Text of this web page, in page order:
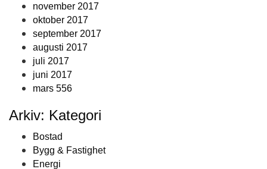
november 2017
oktober 2017
september 2017
augusti 2017
juli 2017
juni 2017
mars 556
Arkiv: Kategori
Bostad
Bygg & Fastighet
Energi